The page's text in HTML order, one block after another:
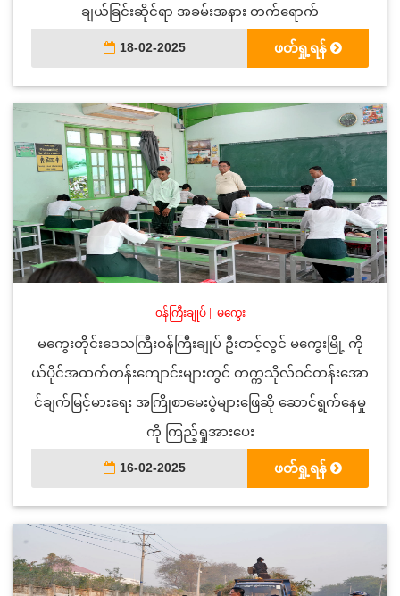
ချယ်ခြင်းဆိုင်ရာ အခမ်းအနား တက်ရောက်
18-02-2025 ဖတ်ရှု့ရန်
ဝန်ကြီးချုပ်| မကွေး
မကွေးတိုင်းဒေသကြီးဝန်ကြီးချုပ် ဦးတင့်လွင် မကွေးမြို့ ကို
ယ်ပိုင်အထက်တန်းကျောင်းများတွင် တက္ကသိုလ်ဝင်တန်းအော
င်ချက်မြင့်မားရေး အကြိုစာမေးပွဲများဖြေဆို ဆောင်ရွက်နေမှု
ကို ကြည့်ရှုအားပေး
16-02-2025 ဖတ်ရှု့ရန်